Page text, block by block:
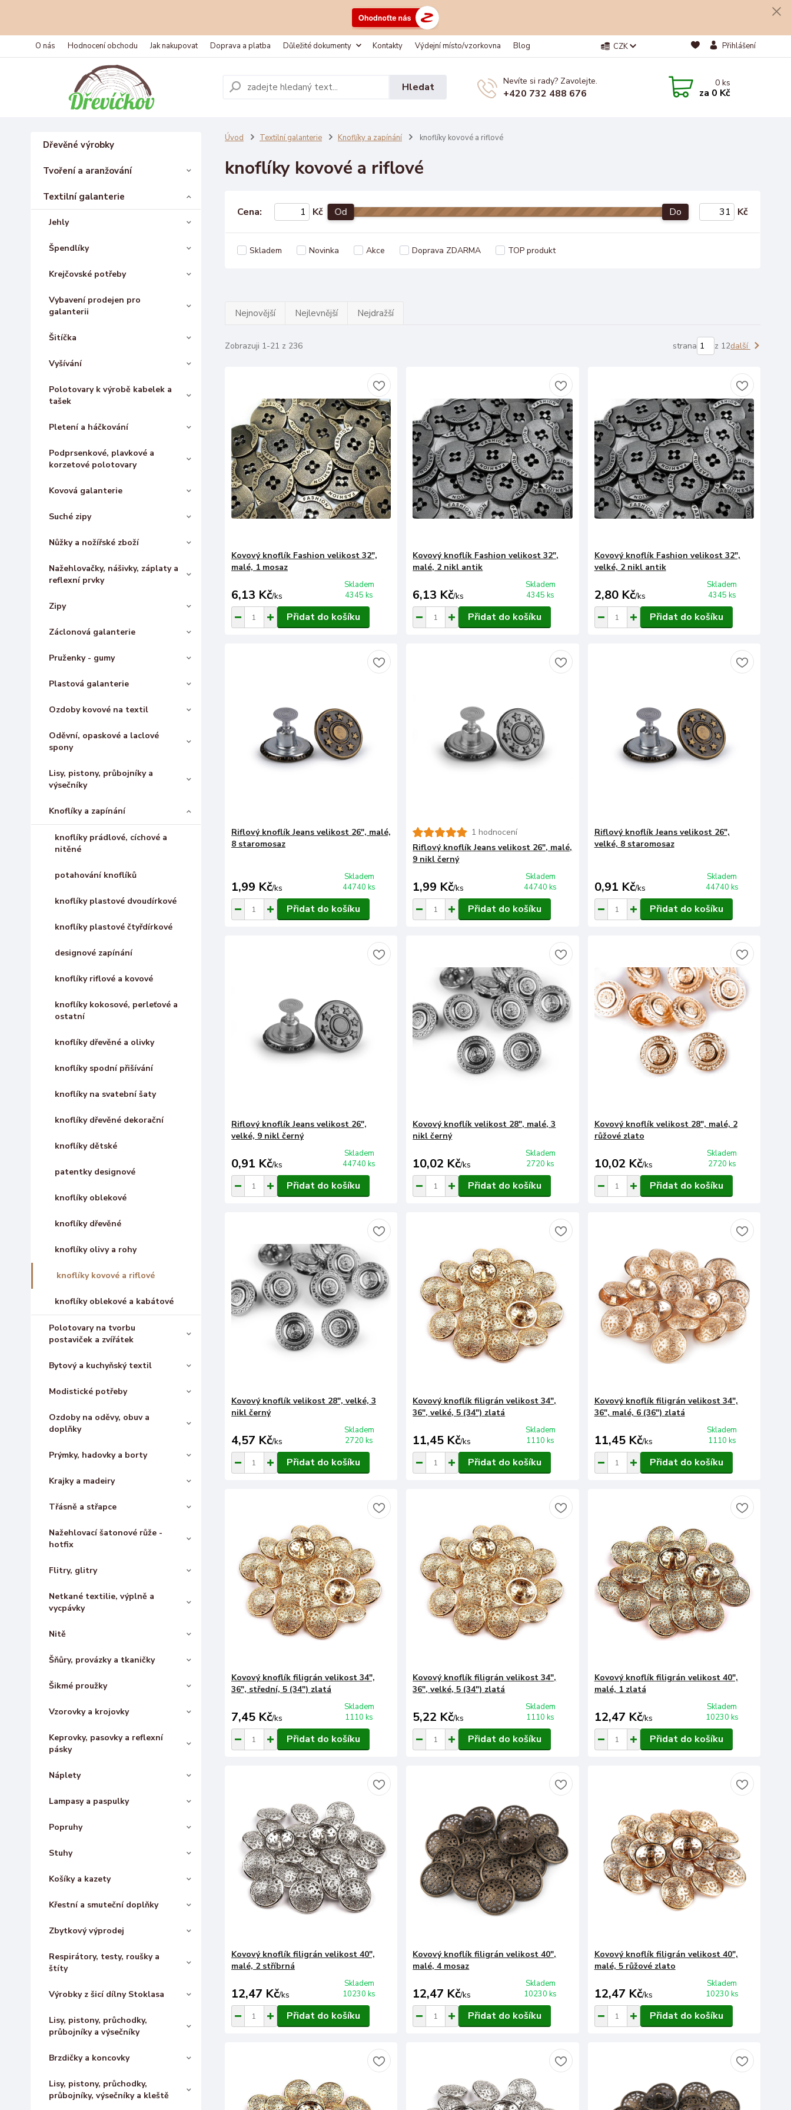
O nás Hodnocení obchodu Jak nakupovat Doprava a platba Důležité dokumenty Kontakty Výdejní místo/vzorkovna Blog CZK Přihlášení
Hledat Nevíte si rady? Zavolejte.
+420 732 488 676
0ks
za 0 Kč
Dřevěné výrobky
Tvoření a aranžování
Textilní galanterie
Jehly
Špendlíky
Krejčovské potřeby
Vybavení prodejen pro
galanterii
Šitíčka
Vyšívání
Polotovary k výrobě kabelek a
tašek
Pletení a háčkování
Podprsenkové, plavkové a
korzetové polotovary
Kovová galanterie
Suché zipy
Nůžky a nožířské zboží
Nažehlovačky, nášivky, záplaty a
reflexní prvky
Zipy
Záclonová galanterie
Pruženky - gumy
Plastová galanterie
Ozdoby kovové na textil
Oděvní, opaskové a laclové
spony
Lisy, pistony, průbojníky a
výsečníky
Knoflíky a zapínání
knoflíky prádlové, cíchové a
nitěné
potahování knoflíků
knoflíky plastové dvoudírkové
knoflíky plastové čtyřdírkové
designové zapínání
knoflíky riflové a kovové
knoflíky kokosové, perleťové a
ostatní
knoflíky dřevěné a olivky
knoflíky spodní přišívání
knoflíky na svatební šaty
knoflíky dřevěné dekorační
knoflíky dětské
patentky designové
knoflíky oblekové
knoflíky dřevěné
knoflíky olivy a rohy
knoflíky kovové a riflové
knoflíky oblekové a kabátové
Polotovary na tvorbu
postaviček a zvířátek
Bytový a kuchyňský textil
Modistické potřeby
Ozdoby na oděvy, obuv a
doplňky
Prýmky, hadovky a borty
Krajky a madeiry
Třásně a střapce
Nažehlovací šatonové růže -
hotfix
Flitry, glitry
Netkané textilie, výplně a
vycpávky
Nitě
Šňůry, provázky a tkaničky
Šikmé proužky
Vzorovky a krojovky
Keprovky, pasovky a reflexní
pásky
Náplety
Lampasy a paspulky
Popruhy
Stuhy
Košíky a kazety
Křestní a smuteční doplňky
Zbytkový výprodej
Respirátory, testy, roušky a
štíty
Výrobky z šicí dílny Stoklasa
Lisy, pistony, průchodky,
průbojníky a výsečníky
Brzdičky a koncovky
Lisy, pistony, průchodky,
průbojníky, výsečníky a kleště
Úvod Textilní galanterie Knoflíky a zapínání knoflíky kovové a riflové
knoflíky kovové a riflové
Cena: Kč Od Do Kč
Skladem Novinka Akce Doprava ZDARMA TOP produkt
Nejnovější Nejlevnější Nejdražší
Zobrazuji 1-21 z 236 strana z 12další
Kovový knoflík Fashion velikost 32",
malé, 1 mosaz
6,13 Kč/ks
Skladem
4345 ks
Přidat do košíku
Kovový knoflík Fashion velikost 32",
malé, 2 nikl antik
6,13 Kč/ks
Skladem
4345 ks
Přidat do košíku
Kovový knoflík Fashion velikost 32",
velké, 2 nikl antik
2,80 Kč/ks
Skladem
4345 ks
Přidat do košíku
Riflový knoflík Jeans velikost 26", malé,
8 staromosaz
1,99 Kč/ks
Skladem
44740 ks
Přidat do košíku
1 hodnocení
Riflový knoflík Jeans velikost 26", malé,
9 nikl černý
1,99 Kč/ks
Skladem
44740 ks
Přidat do košíku
Riflový knoflík Jeans velikost 26",
velké, 8 staromosaz
0,91 Kč/ks
Skladem
44740 ks
Přidat do košíku
Riflový knoflík Jeans velikost 26",
velké, 9 nikl černý
0,91 Kč/ks
Skladem
44740 ks
Přidat do košíku
Kovový knoflík velikost 28", malé, 3
nikl černý
10,02 Kč/ks
Skladem
2720 ks
Přidat do košíku
Kovový knoflík velikost 28", malé, 2
růžové zlato
10,02 Kč/ks
Skladem
2720 ks
Přidat do košíku
Kovový knoflík velikost 28", velké, 3
nikl černý
4,57 Kč/ks
Skladem
2720 ks
Přidat do košíku
Kovový knoflík filigrán velikost 34",
36", velké, 5 (34") zlatá
11,45 Kč/ks
Skladem
1110 ks
Přidat do košíku
Kovový knoflík filigrán velikost 34",
36", malé, 6 (36") zlatá
11,45 Kč/ks
Skladem
1110 ks
Přidat do košíku
Kovový knoflík filigrán velikost 34",
36", střední, 5 (34") zlatá
7,45 Kč/ks
Skladem
1110 ks
Přidat do košíku
Kovový knoflík filigrán velikost 34",
36", velké, 5 (34") zlatá
5,22 Kč/ks
Skladem
1110 ks
Přidat do košíku
Kovový knoflík filigrán velikost 40",
malé, 1 zlatá
12,47 Kč/ks
Skladem
10230 ks
Přidat do košíku
Kovový knoflík filigrán velikost 40",
malé, 2 stříbrná
12,47 Kč/ks
Skladem
10230 ks
Přidat do košíku
Kovový knoflík filigrán velikost 40",
malé, 4 mosaz
12,47 Kč/ks
Skladem
10230 ks
Přidat do košíku
Kovový knoflík filigrán velikost 40",
malé, 5 růžové zlato
12,47 Kč/ks
Skladem
10230 ks
Přidat do košíku